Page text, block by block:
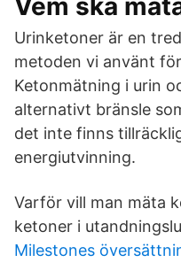
Vem ska
Urinketoner är en
metoden vi använt
Ketonmätning i urin
alternativt bränsle
det inte finns
energiutvinning.
Varför vill man mäta
ketoner i
Milestones